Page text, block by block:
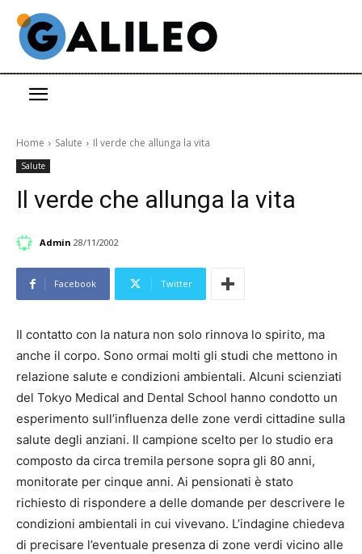
Home Salute Il verde che allunga la vita
Salute
Il verde che allunga la vita
Admin 28/11/2002
Facebook Twitter
Il contatto con la natura non solo rinnova lo spirito, ma
anche il corpo. Sono ormai molti gli studi che mettono in
relazione salute e condizioni ambientali. Alcuni scienziati
del Tokyo Medical and Dental School hanno condotto un
esperimento sull’influenza delle zone verdi cittadine sulla
salute degli anziani. Il campione scelto per lo studio era
composto da circa tremila persone sopra gli 80 anni,
monitorate per cinque anni. Ai pensionati è stato
richiesto di rispondere a delle domande per descrivere le
condizioni ambientali in cui vivevano. L’indagine chiedeva
di precisare l’eventuale presenza di zone verdi vicino alle